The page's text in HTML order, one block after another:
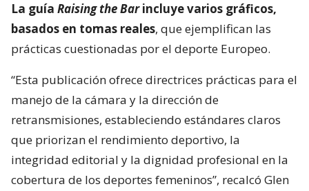
La guía Raising the Barincluye varios gráficos,
basados en tomas reales, que ejemplifican las
prácticas cuestionadas por el deporte Europeo.
“Esta publicación ofrece directrices prácticas para el
manejo de la cámara y la dirección de
retransmisiones, estableciendo estándares claros
que priorizan el rendimiento deportivo, la
integridad editorial y la dignidad profesional en la
cobertura de los deportes femeninos”, recalcó Glen